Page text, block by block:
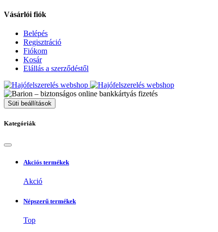
Vásárlói fiók
Belépés
Regisztráció
Fiókom
Kosár
Elállás a szerződéstől
Süti beállítások
Kategóriák
Akciós termékek
Akció
Népszerű termékek
Top